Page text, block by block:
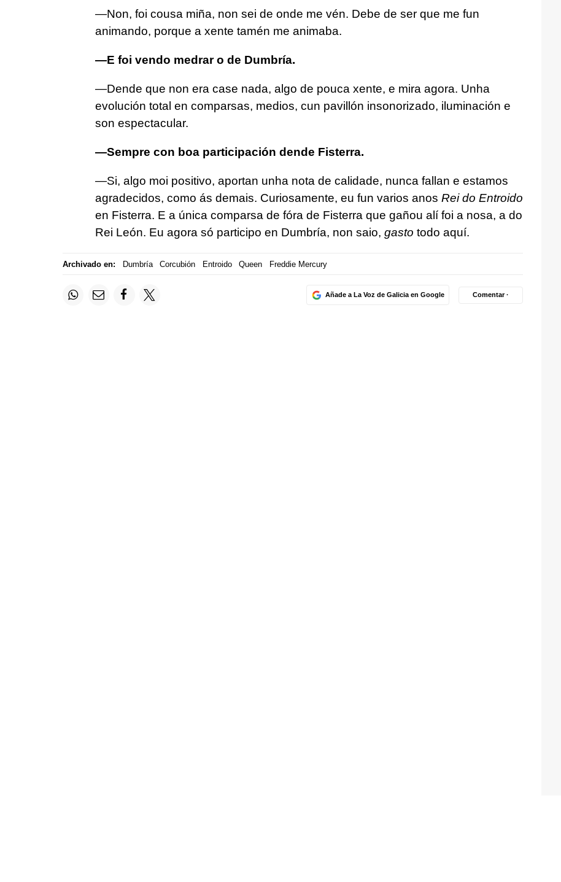
—Non, foi cousa miña, non sei de onde me vén. Debe de ser que me fun
animando, porque a xente tamén me animaba.
—E foi vendo medrar o de Dumbría.
—Dende que non era case nada, algo de pouca xente, e mira agora. Unha
evolución total en comparsas, medios, cun pavillón insonorizado, iluminación e
son espectacular.
—Sempre con boa participación dende Fisterra.
—Si, algo moi positivo, aportan unha nota de calidade, nunca fallan e estamos
agradecidos, como ás demais. Curiosamente, eu fun varios anos Rei do Entroido
en Fisterra. E a única comparsa de fóra de Fisterra que gañou alí foi a nosa, a do
Rei León. Eu agora só participo en Dumbría, non saio, gasto todo aquí.
Archivado en: Dumbría Corcubión Entroido Queen Freddie Mercury
Añade a La Voz de Galicia en Google Comentar ·